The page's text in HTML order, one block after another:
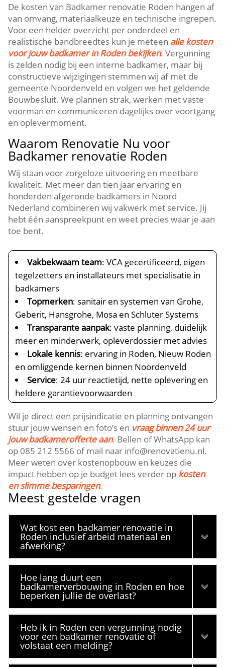
De kosten van Badkamer renovatie Roden hangen af
van omvang, materiaalkeuze en technische ingrepen.
Voor een helder overzicht per onderdeel en
realistische bandbreedtes kun je meteen alle kosten
voor jouw badkamer in Roden bekijken. Vergunning
is zelden nodig bij een interne badkamer, maar bij
constructieve wijzigingen stemmen wij af met de
gemeente Noordenveld en volgen we het geldende
Bouwbesluit. We plannen strak, werken met vaste
voorman en communiceren dagelijks over voortgang
en oplevermoment.
Waarom Renovatie Nu voor
Badkamer renovatie Roden
Wij staan voor zorgeloze uitvoering en meetbare
kwaliteit. Met meer dan tien jaar ervaring en
honderden afgeronde badkamers in Noord
Nederland combineren wij vakwerk met service. Jij
hebt één aanspreekpunt en weet precies waar je aan
toe bent.
Vakbekwaam team: VCA gecertificeerd, eigen
tegelzetters en installateurs met specialisatie in
badkamers
Topmerken: sanitair en systemen van Grohe,
Geberit, Hansgrohe, Mosa en Schluter Systems
Transparante aanpak: vaste planning, duidelijk
meer en minderwerk, opleverdossier met advies
Lokale kennis: ervaring in Roden, Nieuw Roden
en omliggende kernen binnen Noordenveld
Service: 24 uur reactietijd, nette oplevering en
heldere garantievoorwaarden
Wil je direct een prijsindicatie en planning ontvangen
stuur jouw wensen en foto’s en vraag binnen 24 uur
jouw badkamerofferte aan. Bellen of WhatsApp kan
op 085 212 5566 of mail naar info@renovatienu.nl.
Meer weten over kostenopbouw en keuzes die
impact hebben op je budget lees verder op kosten
en slimme besparingen.
Meest gestelde vragen
Wat kost een badkamer renovatie in
Roden inclusief arbeid materiaal en
afwerking?
Hoe lang duurt een
badkamerverbouwing in Roden en hoe
beperken jullie de overlast?
Heb ik in Roden een vergunning nodig
voor een badkamer renovatie of
volstaat een melding?